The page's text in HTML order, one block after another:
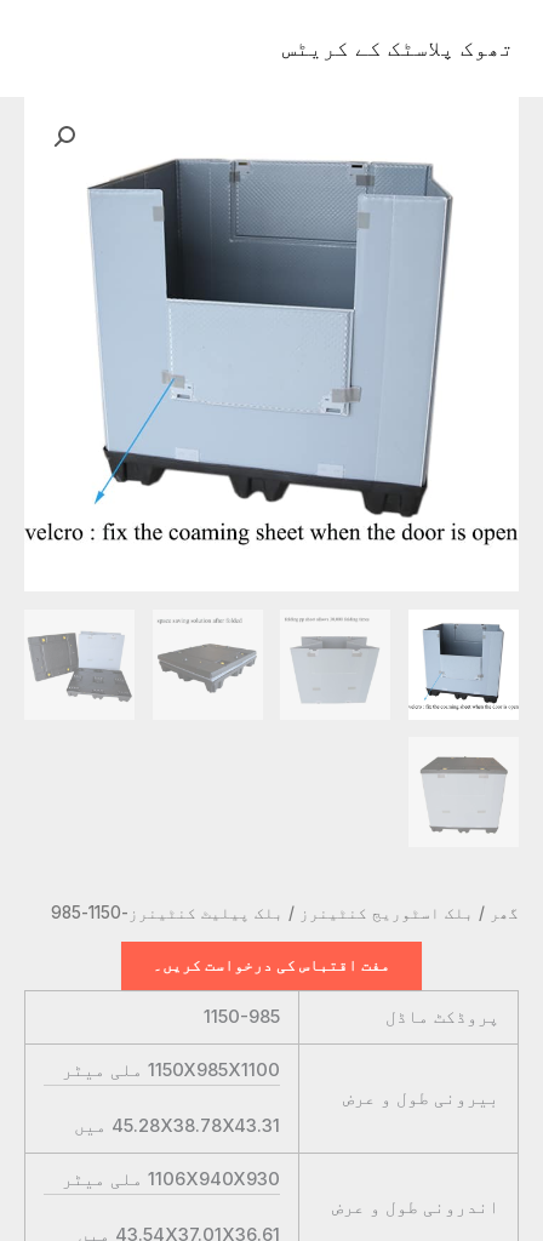
جائیں۔
تھوک پلاسٹک کے کریٹس
گھر / بلک اسٹوریج کنٹینرز / بلک پیلیٹ کنٹینرز-1150-985
مفت اقتباس کی درخواست کریں۔
پروڈکٹ ماڈل 1150-985
بیرونی طول و عرض
1150X985X1100 ملی میٹر
45.28X38.78X43.31 میں
اندرونی طول و عرض
1106X940X930 ملی میٹر
43.54X37.01X36.61 میں